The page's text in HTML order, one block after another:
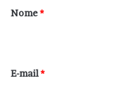
r
*
Nome*
E-mail*